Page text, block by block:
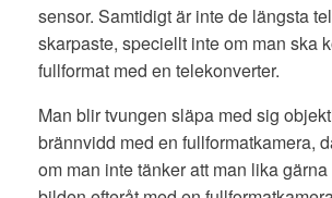
sensor. Samtidigt är inte de längsta
skarpaste, speciellt inte om man ska
fullformat med en telekonverter.
Man blir tvungen släpa med sig
brännvidd med en fullformatkamera,
om man inte tänker att man lika